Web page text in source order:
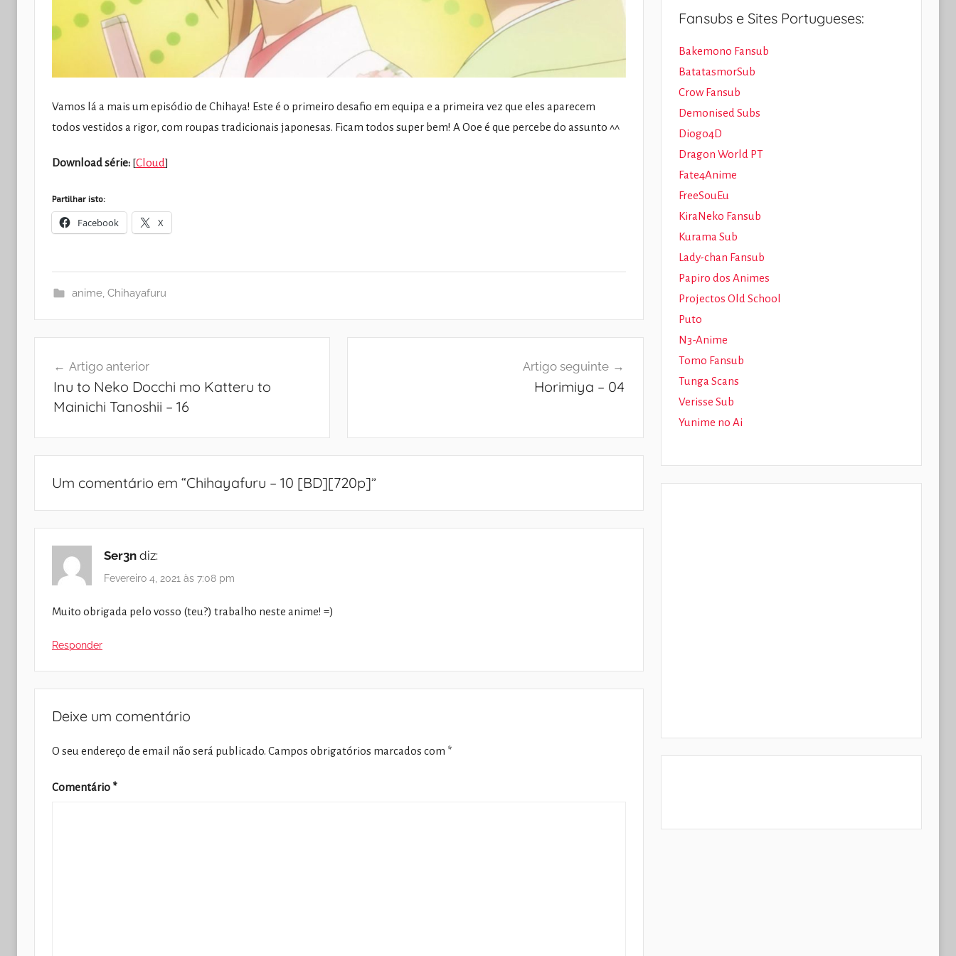
Vamos lá a mais um episódio de Chihaya! Este é o primeiro desafio em equipa e a primeira vez que eles aparecem
todos vestidos a rigor, com roupas tradicionais japonesas. Ficam todos super bem! A Ooe é que percebe do assunto ^^
Download série: [Cloud]
Partilhar isto:
Facebook X
anime, Chihayafuru
artigos
Artigo anterior
Inu to Neko Docchi mo Katteru to
Mainichi Tanoshii – 16
Artigo seguinte
Horimiya – 04
Um comentário em “Chihayafuru – 10 [BD][720p]”
Ser3n diz:
Fevereiro 4, 2021 às 7:08 pm
Muito obrigada pelo vosso (teu?) trabalho neste anime! =)
Responder
Deixe um comentário
O seu endereço de email não será publicado. Campos obrigatórios marcados com *
Comentário *
Fansubs e Sites Portugueses:
Bakemono Fansub
BatatasmorSub
Crow Fansub
Demonised Subs
Diogo4D
Dragon World PT
Fate4Anime
FreeSouEu
KiraNeko Fansub
Kurama Sub
Lady-chan Fansub
Papiro dos Animes
Projectos Old School
Puto
N3-Anime
Tomo Fansub
Tunga Scans
Verisse Sub
Yunime no Ai